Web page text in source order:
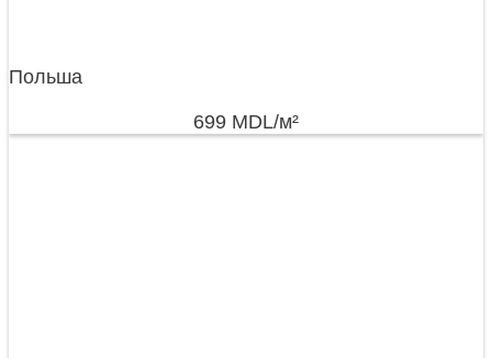
Польша
699 MDL/м²